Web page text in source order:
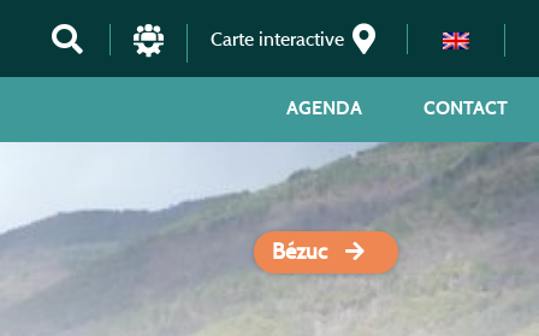
Carte interactive
CONTACT
AGENDA
Bézuc